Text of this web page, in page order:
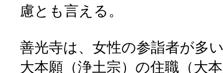
慮とも言える。
善光寺は、女性の参詣者が多
大本願（浄土宗）の住職（大